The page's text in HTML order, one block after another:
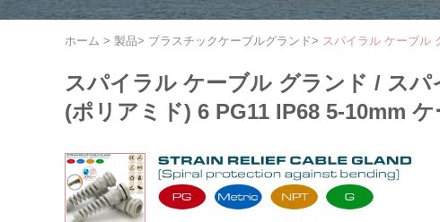
ホーム > 製品> プラスチックケーブルグランド> スパイラル ケーブル
スパイラル ケーブル グランド / ス
(ポリアミド) 6 PG11 IP68 5-10mm ケ